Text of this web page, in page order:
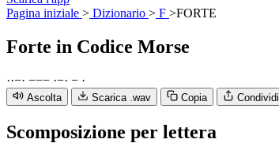
Pagina iniziale > Dizionario > F >FORTE
Forte in Codice Morse
··−· −−− ·−· − ·
Ascolta Scarica .wav Copia Condividi
Scomposizione per lettera